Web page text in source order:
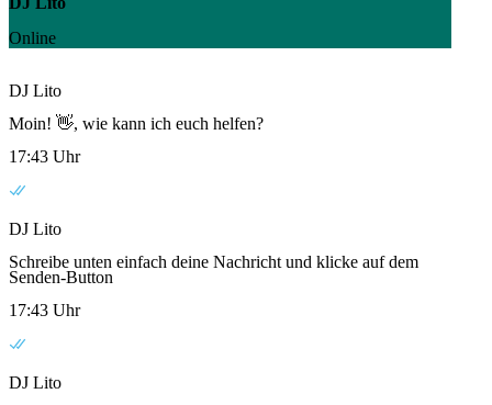
Online
DJ Lito
Moin! 👋, wie kann ich euch helfen?
17:43 Uhr
DJ Lito
Schreibe unten einfach deine Nachricht und klicke auf dem
Senden-Button
17:43 Uhr
DJ Lito